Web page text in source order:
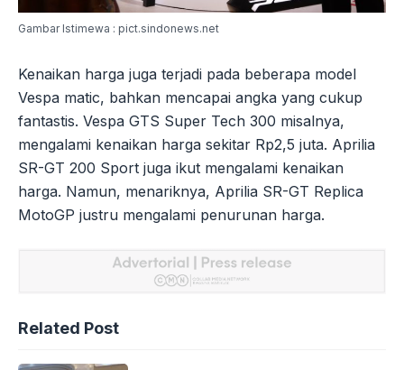
Gambar Istimewa : pict.sindonews.net
Kenaikan harga juga terjadi pada beberapa model
Vespa matic, bahkan mencapai angka yang cukup
fantastis. Vespa GTS Super Tech 300 misalnya,
mengalami kenaikan harga sekitar Rp2,5 juta. Aprilia
SR-GT 200 Sport juga ikut mengalami kenaikan
harga. Namun, menariknya, Aprilia SR-GT Replica
MotoGP justru mengalami penurunan harga.
Related Post